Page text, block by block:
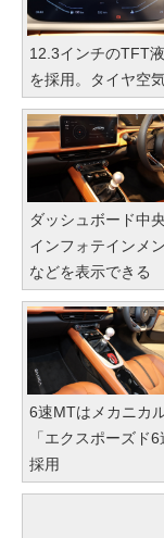
12.3インチのTFT
を採用。タイヤ空
ダッシュボード中
インフォテインメ
などを表示できる
6速MTはメカニカ
「エクスポーズド
採用